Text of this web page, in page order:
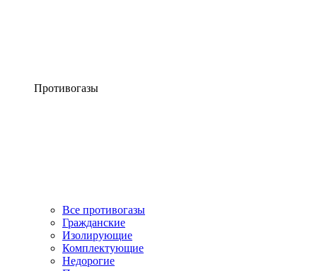
Противогазы
Все противогазы
Гражданские
Изолирующие
Комплектующие
Недорогие